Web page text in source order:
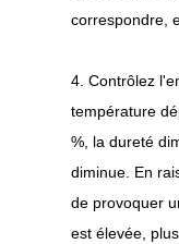
correspondre,
4. Contrôlez
température
%, la dureté
diminue. En
de provoquer
est élevée,